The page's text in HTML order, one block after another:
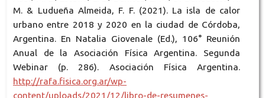
M. & Ludueña Almeida, F. F. (2021). La isla de calor
urbano entre 2018 y 2020 en la ciudad de Córdoba,
Argentina. En Natalia Giovenale (Ed.), 106° Reunión
Anual de la Asociación Física Argentina. Segunda
Webinar (p. 286). Asociación Física Argentina.
http://rafa.fisica.org.ar/wp-
content/uploads/2021/12/libro-de-resumenes-